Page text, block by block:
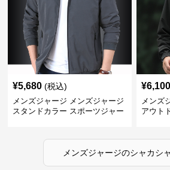
¥5,680 (税込)
メンズジャージ メンズジャージ
スタンドカラー スポーツジャー
¥6,100
メンズ
アウト
メンズジャージのシャカシ